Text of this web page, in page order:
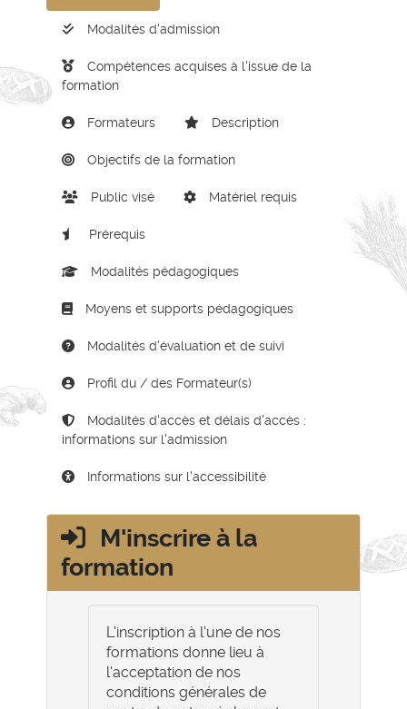
Modalités d'admission
Compétences acquises à l'issue de la
formation
Formateurs Description
Objectifs de la formation
Public visé Matériel requis
Prérequis
Modalités pédagogiques
Moyens et supports pédagogiques
Modalités d'évaluation et de suivi
Profil du / des Formateur(s)
Modalités d'accès et délais d'accès :
informations sur l'admission
Informations sur l'accessibilité
M'inscrire à la
formation
L'inscription à l'une de nos
formations donne lieu à
l'acceptation de nos
conditions générales de